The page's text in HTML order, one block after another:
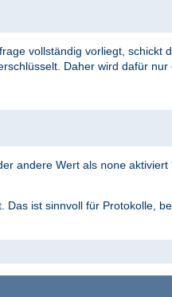
vollständig vorliegt, schickt
Daher wird dafür nur
andere Wert als none aktiviert
ist sinnvoll für Protokolle,